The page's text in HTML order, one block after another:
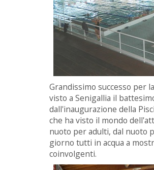
Grandissimo successo per
visto a Senigallia il
dall'inaugurazione della
che ha visto il mondo
nuoto per adulti, dal nuoto
giorno tutti in acqua a
coinvolgenti.